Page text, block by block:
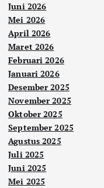
Juni 2026
Mei 2026
April 2026
Maret 2026
Februari 2026
Januari 2026
Desember 2025
November 2025
Oktober 2025
September 2025
Agustus 2025
Juli 2025
Juni 2025
Mei 2025